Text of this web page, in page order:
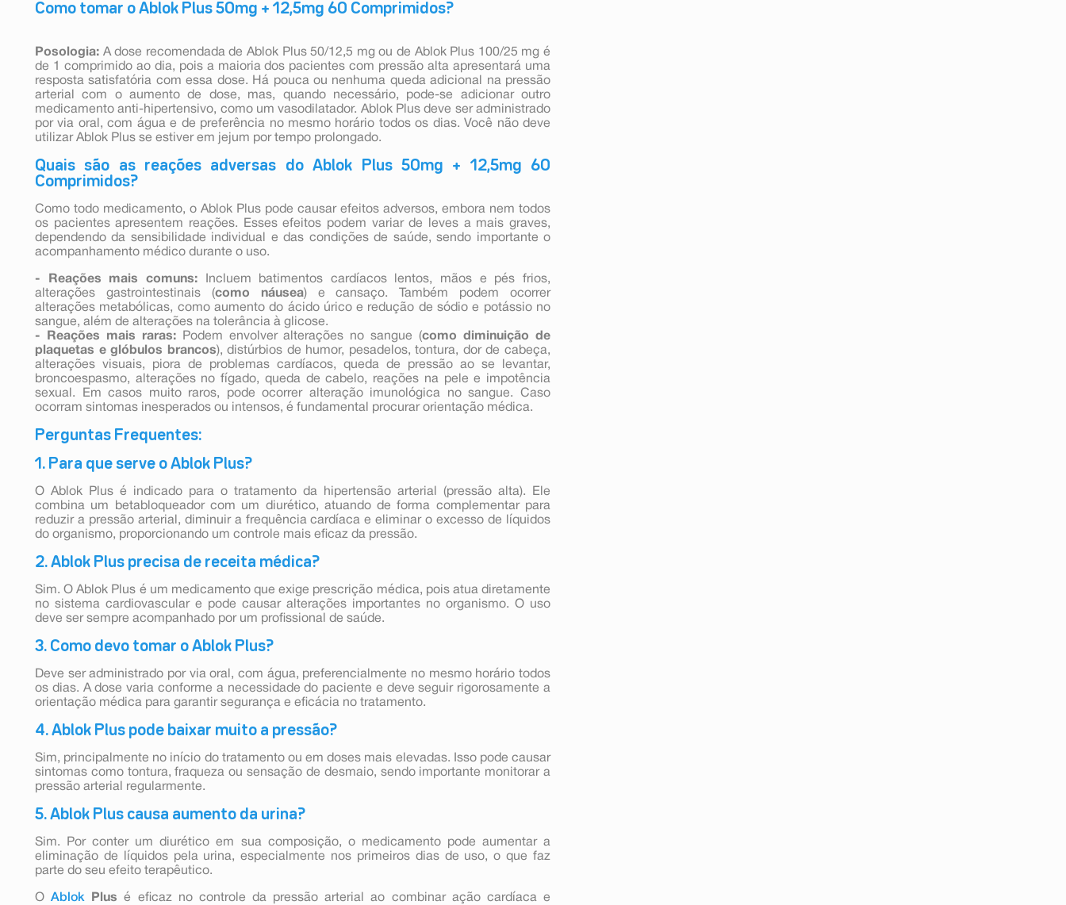
Como tomar o Ablok Plus 50mg + 12,5mg 60 Comprimidos?
Posologia: A dose recomendada de Ablok Plus 50/12,5 mg ou de Ablok Plus 100/25 mg é
de 1 comprimido ao dia, pois a maioria dos pacientes com pressão alta apresentará uma
resposta satisfatória com essa dose. Há pouca ou nenhuma queda adicional na pressão
arterial com o aumento de dose, mas, quando necessário, pode-se adicionar outro
medicamento anti-hipertensivo, como um vasodilatador. Ablok Plus deve ser administrado
por via oral, com água e de preferência no mesmo horário todos os dias. Você não deve
utilizar Ablok Plus se estiver em jejum por tempo prolongado.
Quais são as reações adversas do Ablok Plus 50mg + 12,5mg 60
Comprimidos?
Como todo medicamento, o Ablok Plus pode causar efeitos adversos, embora nem todos
os pacientes apresentem reações. Esses efeitos podem variar de leves a mais graves,
dependendo da sensibilidade individual e das condições de saúde, sendo importante o
acompanhamento médico durante o uso.
- Reações mais comuns:Incluem batimentos cardíacos lentos, mãos e pés frios,
alterações gastrointestinais (como náusea) e cansaço. Também podem ocorrer
alterações metabólicas, como aumento do ácido úrico e redução de sódio e potássio no
sangue, além de alterações na tolerância à glicose.
- Reações mais raras:Podem envolver alterações no sangue (como diminuição de
plaquetas e glóbulos brancos), distúrbios de humor, pesadelos, tontura, dor de cabeça,
alterações visuais, piora de problemas cardíacos, queda de pressão ao se levantar,
broncoespasmo, alterações no fígado, queda de cabelo, reações na pele e impotência
sexual. Em casos muito raros, pode ocorrer alteração imunológica no sangue. Caso
ocorram sintomas inesperados ou intensos, é fundamental procurar orientação médica.
Perguntas Frequentes:
1. Para que serve o Ablok Plus?
O Ablok Plus é indicado para o tratamento da hipertensão arterial (pressão alta). Ele
combina um betabloqueador com um diurético, atuando de forma complementar para
reduzir a pressão arterial, diminuir a frequência cardíaca e eliminar o excesso de líquidos
do organismo, proporcionando um controle mais eficaz da pressão.
2. Ablok Plus precisa de receita médica?
Sim. O Ablok Plus é um medicamento que exige prescrição médica, pois atua diretamente
no sistema cardiovascular e pode causar alterações importantes no organismo. O uso
deve ser sempre acompanhado por um profissional de saúde.
3. Como devo tomar o Ablok Plus?
Deve ser administrado por via oral, com água, preferencialmente no mesmo horário todos
os dias. A dose varia conforme a necessidade do paciente e deve seguir rigorosamente a
orientação médica para garantir segurança e eficácia no tratamento.
4. Ablok Plus pode baixar muito a pressão?
Sim, principalmente no início do tratamento ou em doses mais elevadas. Isso pode causar
sintomas como tontura, fraqueza ou sensação de desmaio, sendo importante monitorar a
pressão arterial regularmente.
5. Ablok Plus causa aumento da urina?
Sim. Por conter um diurético em sua composição, o medicamento pode aumentar a
eliminação de líquidos pela urina, especialmente nos primeiros dias de uso, o que faz
parte do seu efeito terapêutico.
OAblok Plus é eficaz no controle da pressão arterial ao combinar ação cardíaca e